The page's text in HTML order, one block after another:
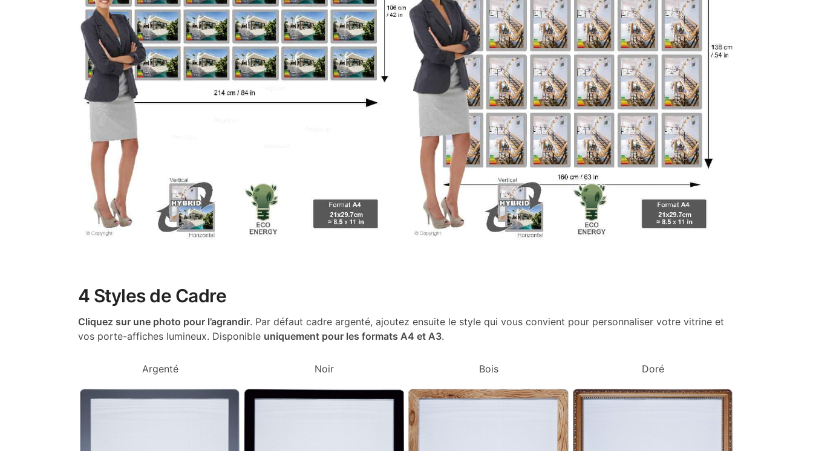
4 Styles de Cadre
Cliquez sur une photo pour l’agrandir. Par défaut cadre argenté, ajoutez ensuite le style qui vous convient pour personnaliser votre vitrine et
vos porte-affiches lumineux. Disponible uniquement pour les formats A4 et A3.
Argenté Noir Bois Doré